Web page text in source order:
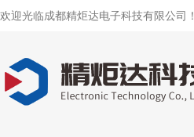
欢迎光临成都精炬达电子科技有限公司！